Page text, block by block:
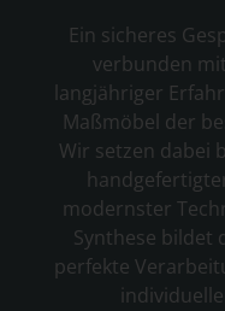
Ein sicheres
verbunden
langjähriger
Maßmöbel der
Wir setzen dabei
modernster
Synthese bildet
perfekte